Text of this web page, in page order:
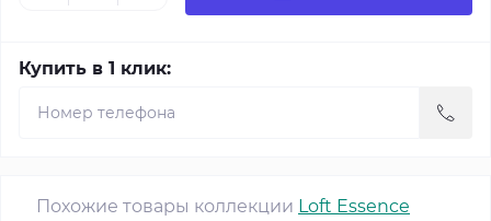
Купить в 1 клик:
Похожие товары коллекции Loft Essence